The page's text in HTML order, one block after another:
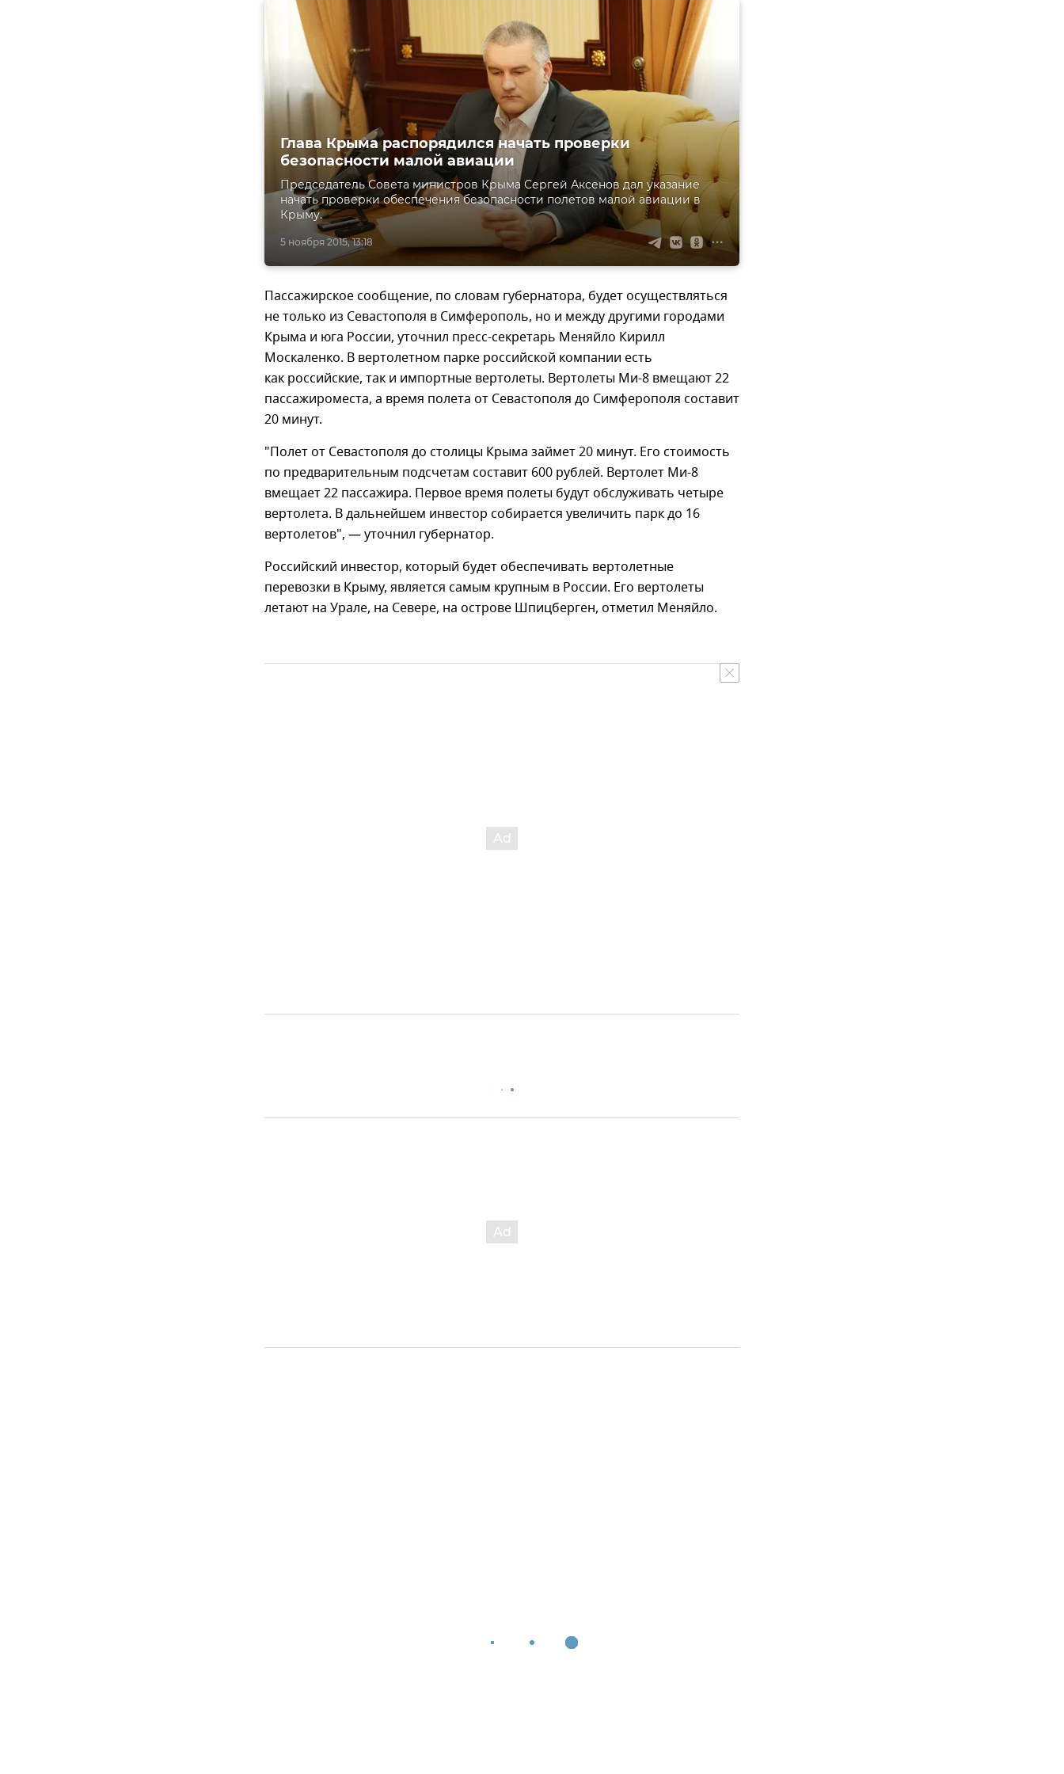
5 ноября 2015, 13:18
Глава Крыма распорядился начать проверки
безопасности малой авиации
Председатель Совета министров Крыма Сергей Аксенов дал указание
начать проверки обеспечения безопасности полетов малой авиации в
Крыму.
Пассажирское сообщение, по словам губернатора, будет осуществляться
не только из Севастополя в Симферополь, но и между другими городами
Крыма и юга России, уточнил пресс-секретарь Меняйло Кирилл
Москаленко. В вертолетном парке российской компании есть
как российские, так и импортные вертолеты. Вертолеты Ми-8 вмещают 22
пассажироместа, а время полета от Севастополя до Симферополя составит
20 минут.
"Полет от Севастополя до столицы Крыма займет 20 минут. Его стоимость
по предварительным подсчетам составит 600 рублей. Вертолет Ми-8
вмещает 22 пассажира. Первое время полеты будут обслуживать четыре
вертолета. В дальнейшем инвестор собирается увеличить парк до 16
вертолетов", — уточнил губернатор.
Российский инвестор, который будет обеспечивать вертолетные
перевозки в Крыму, является самым крупным в России. Его вертолеты
летают на Урале, на Севере, на острове Шпицберген, отметил Меняйло.